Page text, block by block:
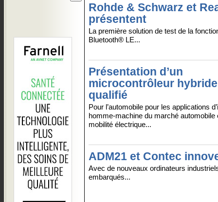
Rohde & Schwarz et
présentent
La première solution de test de la
Bluetooth® LE...
Présentation d’un
microcontrôleur
qualifié
Pour l’automobile pour les applications
homme-machine du marché automobile
mobilité électrique...
ADM21 et Contec
Avec de nouveaux ordinateurs
embarqués...